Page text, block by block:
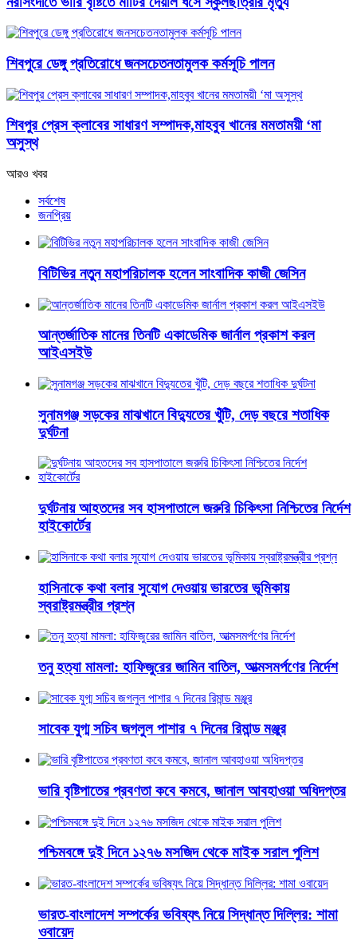
শিবপুরে ডেঙ্গু প্রতিরোধে জনসচেতনতামুলক কর্মসূচি পালন
শিবপুর প্রেস ক্লাবের সাধারণ সম্পাদক,মাহবুব খানের মমতাময়ী ‘মা
অসুস্থ
আরও খবর
সর্বশেষ
জনপ্রিয়
বিটিভির নতুন মহাপরিচালক হলেন সাংবাদিক কাজী জেসিন
আন্তর্জাতিক মানের তিনটি একাডেমিক জার্নাল প্রকাশ করল
আইএসইউ
সুনামগঞ্জ সড়কের মাঝখানে বিদ্যুতের খুঁটি, দেড় বছরে শতাধিক
দুর্ঘটনা
দুর্ঘটনায় আহতদের সব হাসপাতালে জরুরি চিকিৎসা নিশ্চিতের নির্দেশ
হাইকোর্টের
হাসিনাকে কথা বলার সুযোগ দেওয়ায় ভারতের ভূমিকায়
স্বরাষ্ট্রমন্ত্রীর প্রশ্ন
তনু হত্যা মামলা: হাফিজুরের জামিন বাতিল, আত্মসমর্পণের নির্দেশ
সাবেক যুগ্ম সচিব জগলুল পাশার ৭ দিনের রিমান্ড মঞ্জুর
ভারি বৃষ্টিপাতের প্রবণতা কবে কমবে, জানাল আবহাওয়া অধিদপ্তর
পশ্চিমবঙ্গে দুই দিনে ১২৭৬ মসজিদ থেকে মাইক সরাল পুলিশ
ভারত-বাংলাদেশ সম্পর্কের ভবিষ্যৎ নিয়ে সিদ্ধান্ত দিল্লির: শামা
ওবায়েদ